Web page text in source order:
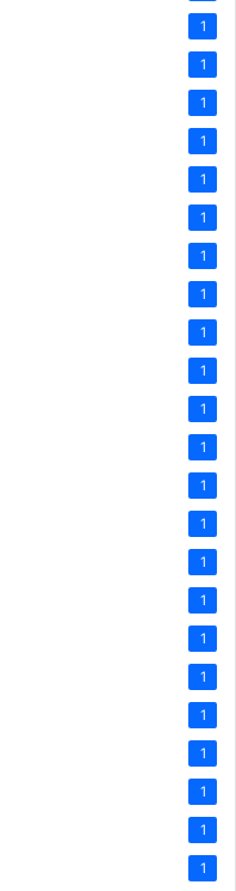
1
1
1
1
1
1
1
1
1
1
1
1
1
1
1
1
1
1
1
1
1
1
1